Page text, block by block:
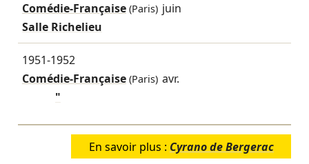
Comédie-Française(Paris) juin
Salle Richelieu
1951-1952
Comédie-Française(Paris) avr.
"
En savoir plus : Cyrano de Bergerac